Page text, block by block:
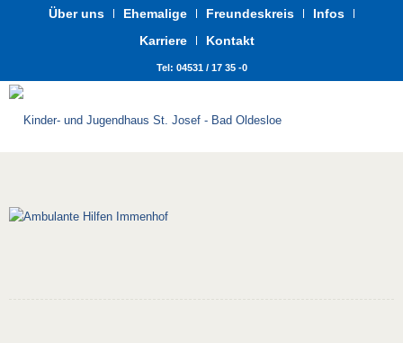
Über uns Ehemalige Freundeskreis
Infos
Karriere
Kontakt
Tel: 04531 / 17 35 -0